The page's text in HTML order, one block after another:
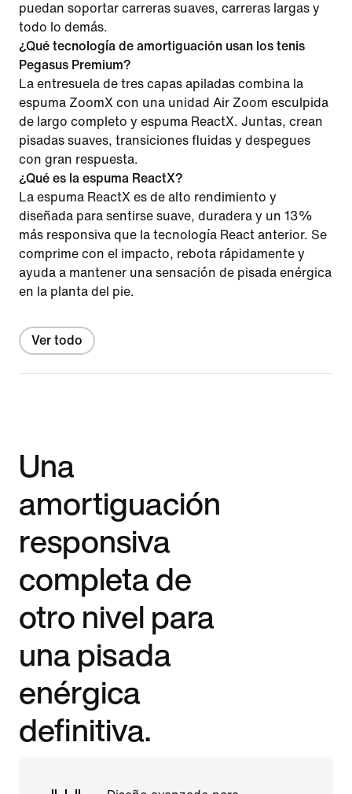
puedan soportar carreras suaves, carreras largas y
todo lo demás.
¿Qué tecnología de amortiguación usan los tenis
Pegasus Premium?
La entresuela de tres capas apiladas combina la
espuma ZoomX con una unidad Air Zoom esculpida
de largo completo y espuma ReactX. Juntas, crean
pisadas suaves, transiciones fluidas y despegues
con gran respuesta.
¿Qué es la espuma ReactX?
La espuma ReactX es de alto rendimiento y
diseñada para sentirse suave, duradera y un 13%
más responsiva que la tecnología React anterior. Se
comprime con el impacto, rebota rápidamente y
ayuda a mantener una sensación de pisada enérgica
en la planta del pie.
Ver todo
Una
amortiguación
responsiva
completa de
otro nivel para
una pisada
enérgica
definitiva.